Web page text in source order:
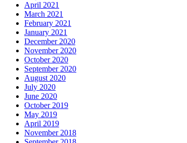
April 2021
March 2021
February 2021
January 2021
December 2020
November 2020
October 2020
September 2020
August 2020
July 2020
June 2020
October 2019
May 2019
April 2019
November 2018